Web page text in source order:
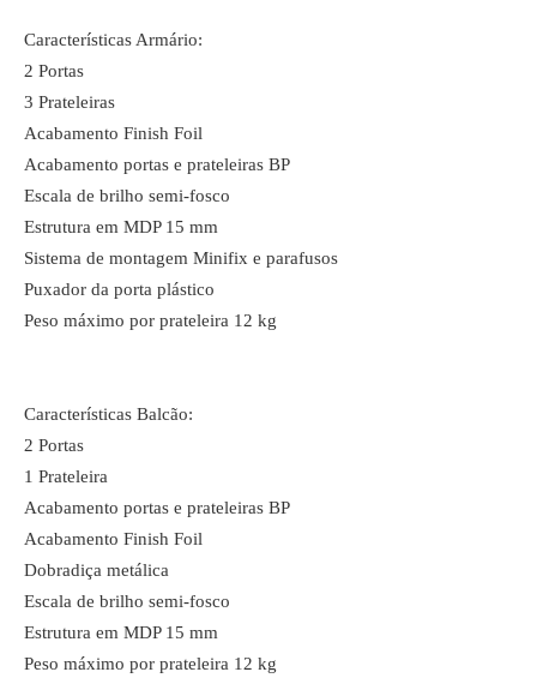
Características Armário:
2 Portas
3 Prateleiras
Acabamento Finish Foil
Acabamento portas e prateleiras BP
Escala de brilho semi-fosco
Estrutura em MDP 15 mm
Sistema de montagem Minifix e parafusos
Puxador da porta plástico
Peso máximo por prateleira 12 kg
Características Balcão:
2 Portas
1 Prateleira
Acabamento portas e prateleiras BP
Acabamento Finish Foil
Dobradiça metálica
Escala de brilho semi-fosco
Estrutura em MDP 15 mm
Peso máximo por prateleira 12 kg